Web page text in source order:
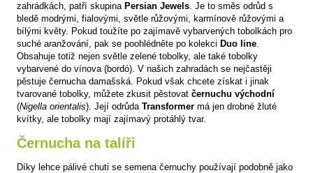
zahrádkách, patří skupina Persian Jewels. Je to směs odrůd s
bledě modrými, fialovými, světle růžovými, karmínově růžovými a
bílými květy. Pokud toužíte po zajímavě vybarvených tobolkách pro
suché aranžování, pak se poohlédněte po kolekci Duo line.
Obsahuje totiž nejen světle zelené tobolky, ale také tobolky
vybarvené do vínova (bordó). V našich zahradách se nejčastěji
pěstuje černucha damašská. Pokud však chcete získat i jinak
tvarované tobolky, můžete zkusit pěstovat černuchu východní
(Nigella orientalis). Její odrůda Transformer má jen drobné žluté
kvítky, ale tobolky mají zajímavý protáhlý tvar.
Černucha na talíři
Díky lehce pálivé chuti se semena černuchy používají podobně jako